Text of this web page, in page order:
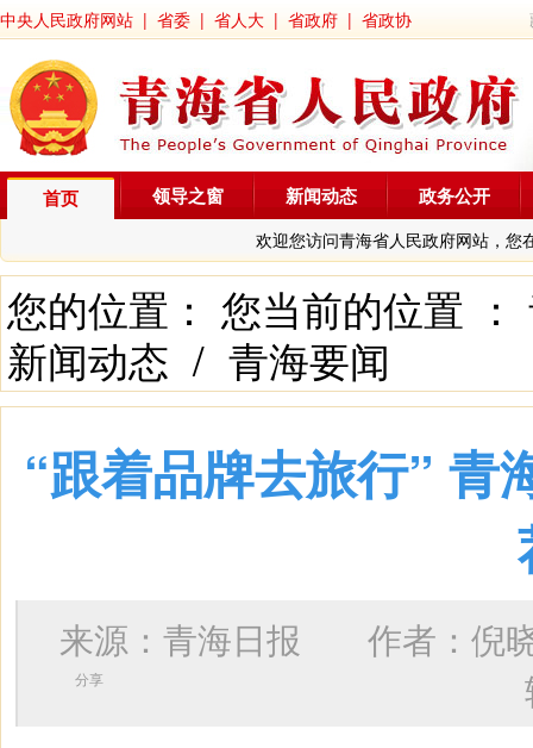
中央人民政府网站 | 省委 | 省人大 | 省政府 | 省政协
首页
欢迎您访问青海省人民政府网站，您
领导之窗 新闻动态 政务公开
您的位置： 您当前的位置 ：
新闻动态 / 青海要闻
“跟着品牌去旅行” 青
来源：青海日报 作者：倪
分享